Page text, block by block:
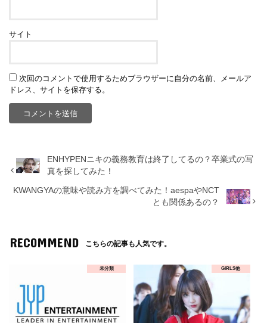
サイト
次回のコメントで使用するためブラウザーに自分の名前、メールア
ドレス、サイトを保存する。
ENHYPENニキの義務教育は終了してるの？卒業式の写
真を探してみた！
KWANGYAの意味や読み方を調べてみた！aespaやNCT
とも関係あるの？
RECOMMEND こちらの記事も人気です。
未分類 GIRLS他